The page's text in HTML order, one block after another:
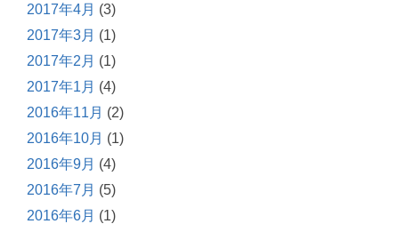
2017年4月 (3)
2017年3月 (1)
2017年2月 (1)
2017年1月 (4)
2016年11月 (2)
2016年10月 (1)
2016年9月 (4)
2016年7月 (5)
2016年6月 (1)